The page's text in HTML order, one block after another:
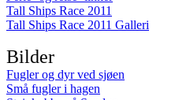
Tall Ships Race 2011
Tall Ships Race 2011 Galleri
Bilder
Fugler og dyr ved sjøen
Små fugler i hagen